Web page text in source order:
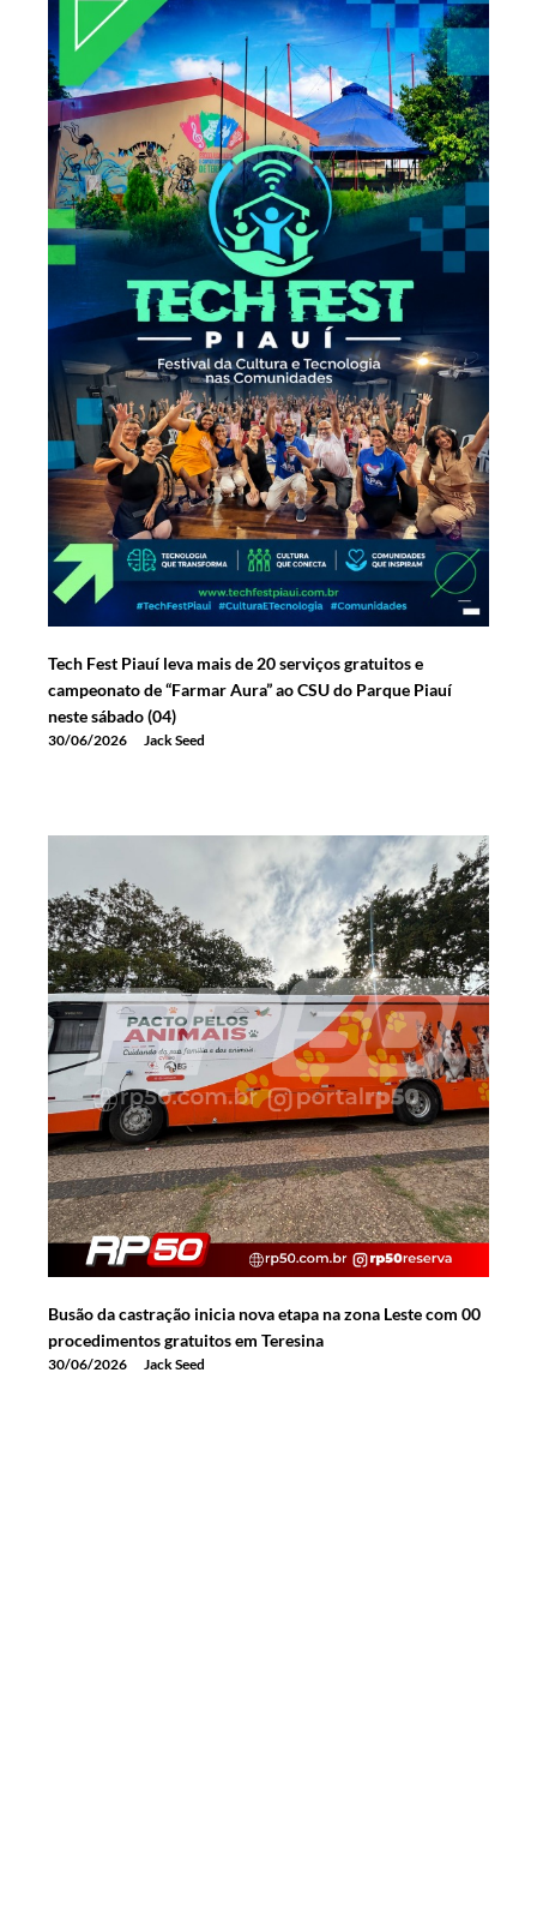
Tech Fest Piauí leva mais de 20 serviços gratuitos e
campeonato de “Farmar Aura” ao CSU do Parque Piauí
neste sábado (04)
30/06/2026 Jack Seed
Busão da castração inicia nova etapa na zona Leste com 00
procedimentos gratuitos em Teresina
30/06/2026 Jack Seed